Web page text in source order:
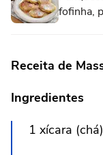
fofinha,
Receita de
Ingredientes
1 xícara